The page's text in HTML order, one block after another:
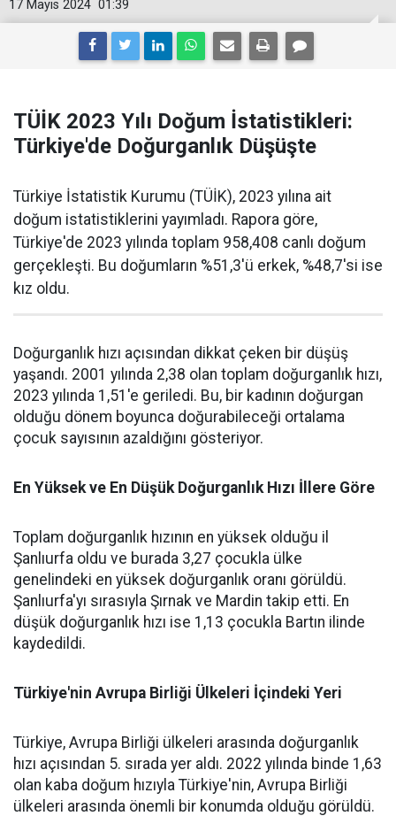
01:39
17 Mayıs 2024
TÜİK 2023 Yılı Doğum İstatistikleri:
Türkiye'de Doğurganlık Düşüşte
Türkiye İstatistik Kurumu (TÜİK), 2023 yılına ait
doğum istatistiklerini yayımladı. Rapora göre,
Türkiye'de 2023 yılında toplam 958,408 canlı doğum
gerçekleşti. Bu doğumların %51,3'ü erkek, %48,7'si ise
kız oldu.
Doğurganlık hızı açısından dikkat çeken bir düşüş
yaşandı. 2001 yılında 2,38 olan toplam doğurganlık hızı,
2023 yılında 1,51'e geriledi. Bu, bir kadının doğurgan
olduğu dönem boyunca doğurabileceği ortalama
çocuk sayısının azaldığını gösteriyor.
En Yüksek ve En Düşük Doğurganlık Hızı İllere Göre
Toplam doğurganlık hızının en yüksek olduğu il
Şanlıurfa oldu ve burada 3,27 çocukla ülke
genelindeki en yüksek doğurganlık oranı görüldü.
Şanlıurfa'yı sırasıyla Şırnak ve Mardin takip etti. En
düşük doğurganlık hızı ise 1,13 çocukla Bartın ilinde
kaydedildi.
Türkiye'nin Avrupa Birliği Ülkeleri İçindeki Yeri
Türkiye, Avrupa Birliği ülkeleri arasında doğurganlık
hızı açısından 5. sırada yer aldı. 2022 yılında binde 1,63
olan kaba doğum hızıyla Türkiye'nin, Avrupa Birliği
ülkeleri arasında önemli bir konumda olduğu görüldü.